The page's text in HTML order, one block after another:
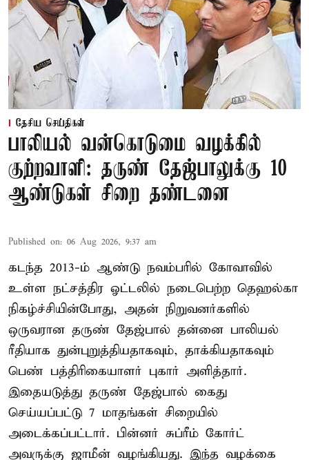
தேசிய செய்திகள்
பாலியல் வன்கொடுமை வழக்கில்
குற்றவாளி: தருண் தேஜ்பாலுக்கு 10
ஆண்டுகள் சிறை தண்டனை
Published on: 06 Aug 2026, 9:37 am
கடந்த 2013-ம் ஆண்டு நவம்பரில் கோவாவில்
உள்ள நட்சத்திர ஓட்டலில் நடைபெற்ற தெஹல்கா
நிகழ்ச்சியின்போது, அதன் நிறுவனர்களில்
ஒருவரான தருண் தேஜ்பால் தன்னை பாலியல்
ரீதியாக துன்புறுத்தியதாகவும், தாக்கியதாகவும்
பெண் பத்திரிகையாளர் புகார் அளித்தார்.
இதையடுத்து தருண் தேஜ்பால் கைது
செய்யப்பட்டு 7 மாதங்கள் சிறையில்
அடைக்கப்பட்டார். பின்னர் சுப்ரீம் கோர்ட்
அவருக்கு ஜாமீன் வழங்கியது. இந்த வழக்கை